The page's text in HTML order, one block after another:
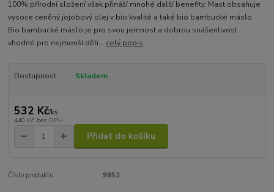
100% přírodní složení však přináší mnohé další benefity. Mast obsahuje
vysoce ceněný jojobový olej v bio kvalitě a také bio bambucké máslo.
Bio bambucké máslo je pro svou jemnost a dobrou snášenlivost
vhodné pro nejmenší děti... celý popis
Dostupnost Skladem
532 Kč/ks
440 Kč bez DPH
Přidat do košíku
Číslo produktu: 9852